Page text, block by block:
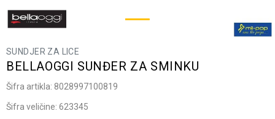
SUNDJER ZA LICE
BELLAOGGI SUNĐER ZA SMINKU
Šifra artikla: 8028997100819
Šifra veličine: 623345